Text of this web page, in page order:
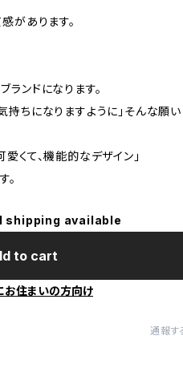
があります。
ンドになります。
ちになりますように」そんな願い
くて、機能的なデザイン」
。
shipping available
to cart
お住まいの方向け
通報す